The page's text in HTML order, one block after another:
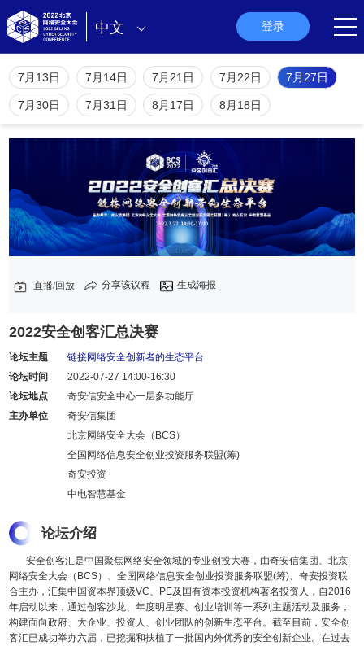
中文 登录
7月13日 7月14日 7月21日 7月22日 7月27日
7月30日 7月31日 8月17日 8月18日
直播/回放 分享该议程 生成海报
2022安全创客汇总决赛
论坛主题
链接网络安全创新者的生态平台
论坛时间
2022-07-27 14:00-16:30
论坛地点
奇安信安全中心一层多功能厅
主办单位
奇安信集团
北京网络安全大会（BCS）
全国网络信息安全创业投资服务联盟(筹)
奇安投资
中电智慧基金
论坛介绍
安全创客汇是中国聚焦网络安全领域的专业创投大赛，由奇安信集团、北京
网络安全大会（BCS）、全国网络信息安全创业投资服务联盟(筹)、奇安投资联
合主办，汇集中国资本界顶级VC、PE及国有资本投资机构著名投资人，自2016
年启动以来，通过创客沙龙、年度明星赛、创业培训等一系列主题活动及服务，
构建面向政府、大企业、投资人、创业团队的创新生态平台。截至目前，安全创
客汇已成功举办六届，已挖掘和扶植了一批国内外优秀的安全创新企业。在过去